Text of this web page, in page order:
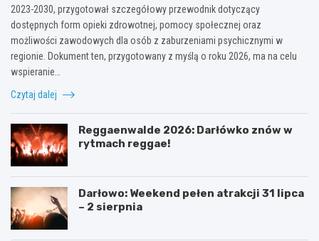
2023-2030, przygotował szczegółowy przewodnik dotyczący
dostępnych form opieki zdrowotnej, pomocy społecznej oraz
możliwości zawodowych dla osób z zaburzeniami psychicznymi w
regionie. Dokument ten, przygotowany z myślą o roku 2026, ma na celu
wspieranie…
Czytaj dalej
Reggaenwalde 2026: Darłówko znów w
rytmach reggae!
Darłowo: Weekend pełen atrakcji 31 lipca
– 2 sierpnia